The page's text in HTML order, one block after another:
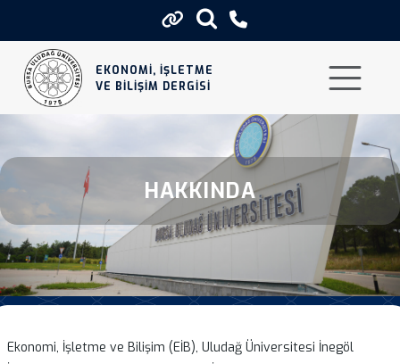
EKONOMİ, İŞLETME
VE BİLİŞİM DERGİSİ
Hakkinda
HAKKINDA
Ekonomi, İşletme ve Bilişim (EİB), Uludağ Üniversitesi İnegöl